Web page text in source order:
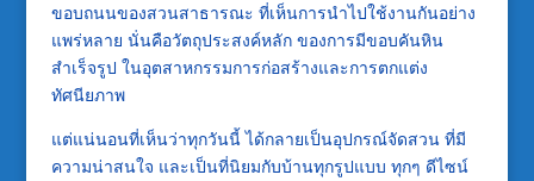
ขอบถนนของสวนสาธารณะ ที่เห็นการนำไปใช้งานกันอย่าง
แพร่หลาย นั่นคือวัตถุประสงค์หลัก ของการมีขอบคันหิน
สำเร็จรูป ในอุตสาหกรรมการก่อสร้างและการตกแต่ง
ทัศนียภาพ
แต่แน่นอนที่เห็นว่าทุกวันนี้ ได้กลายเป็นอุปกรณ์จัดสวน ที่มี
ความน่าสนใจ และเป็นที่นิยมกับบ้านทุกรูปแบบ ทุกๆ ดีไซน์